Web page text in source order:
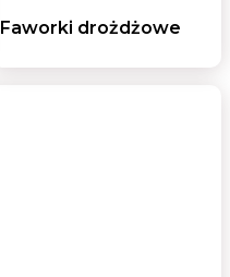
Faworki drożdżowe